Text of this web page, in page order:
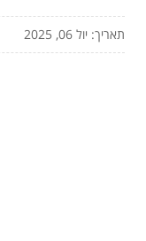
תאריך: יול 06, 2025